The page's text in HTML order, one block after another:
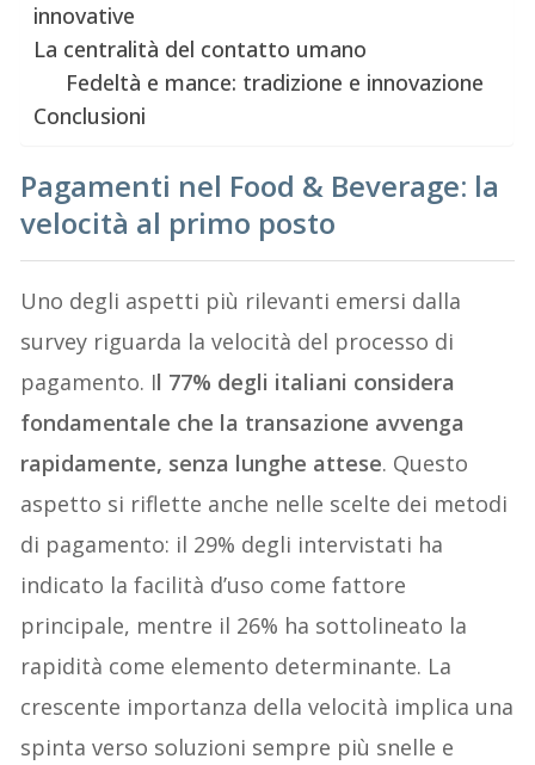
innovative
La centralità del contatto umano
Fedeltà e mance: tradizione e innovazione
Conclusioni
Pagamenti nel Food & Beverage: la
velocità al primo posto
Uno degli aspetti più rilevanti emersi dalla
survey riguarda la velocità del processo di
pagamento. Il 77% degli italiani considera
fondamentale che la transazione avvenga
rapidamente, senza lunghe attese. Questo
aspetto si riflette anche nelle scelte dei metodi
di pagamento: il 29% degli intervistati ha
indicato la facilità d’uso come fattore
principale, mentre il 26% ha sottolineato la
rapidità come elemento determinante. La
crescente importanza della velocità implica una
spinta verso soluzioni sempre più snelle e